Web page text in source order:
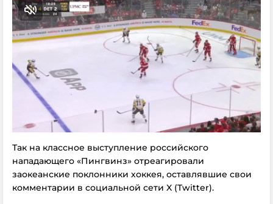
Так на классное выступление российского
нападающего «Пингвинз» отреагировали
заокеанские поклонники хоккея, оставлявшие свои
комментарии в социальной сети X (Twitter).